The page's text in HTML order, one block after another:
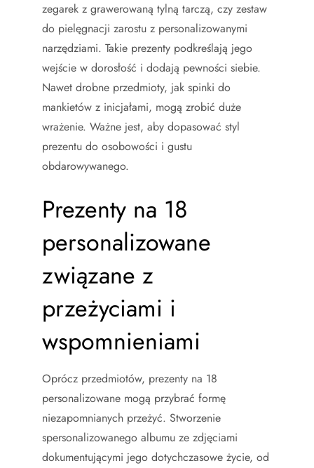
zegarek z grawerowaną tylną tarczą, czy zestaw
do pielęgnacji zarostu z personalizowanymi
narzędziami. Takie prezenty podkreślają jego
wejście w dorosłość i dodają pewności siebie.
Nawet drobne przedmioty, jak spinki do
mankietów z inicjałami, mogą zrobić duże
wrażenie. Ważne jest, aby dopasować styl
prezentu do osobowości i gustu
obdarowywanego.
Prezenty na 18
personalizowane
związane z
przeżyciami i
wspomnieniami
Oprócz przedmiotów, prezenty na 18
personalizowane mogą przybrać formę
niezapomnianych przeżyć. Stworzenie
spersonalizowanego albumu ze zdjęciami
dokumentującymi jego dotychczasowe życie, od